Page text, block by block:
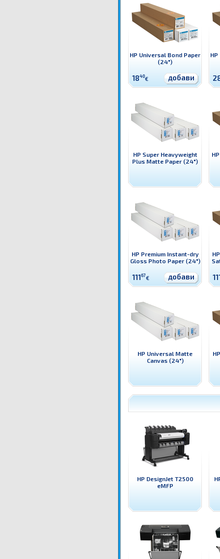
HP Universal Bond Paper
(24")
1840€ добави
HP Super Heavyweight
Plus Matte Paper (24")
HP Premium Instant-dry
Gloss Photo Paper (24")
11167€ добави
HP Universal Matte
Canvas (24")
HP DesignJet T2500
eMFP